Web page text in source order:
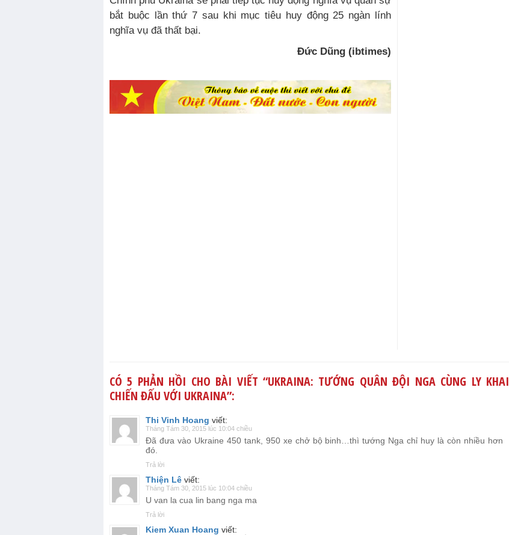
bắt buộc lần thứ 7 sau khi mục tiêu huy động 25 ngàn lính
nghĩa vụ đã thất bại.
Đức Dũng (ibtimes)
CÓ 5 PHẢN HỒI CHO BÀI VIẾT “UKRAINA: TƯỚNG QUÂN ĐỘI NGA CÙNG LY KHAI
CHIẾN ĐẤU VỚI UKRAINA”:
Thi Vinh Hoang viết:
Tháng Tám 30, 2015 lúc 10:04 chiều
Đã đưa vào Ukraine 450 tank, 950 xe chở bộ binh…thì tướng Nga chỉ huy là còn nhiều hơn
đó.
Trả lời
Thiện Lê viết:
Tháng Tám 30, 2015 lúc 10:04 chiều
U van la cua lin bang nga ma
Trả lời
Kiem Xuan Hoang viết: